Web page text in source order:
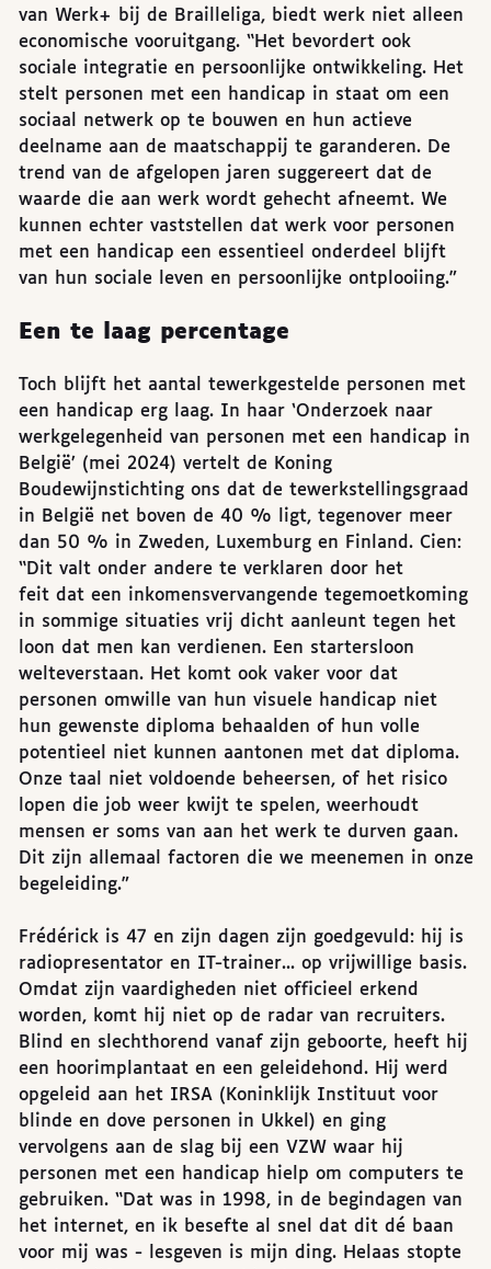
van Werk+ bij de Brailleliga, biedt werk niet alleen
economische vooruitgang. “Het bevordert ook
sociale integratie en persoonlijke ontwikkeling. Het
stelt personen met een handicap in staat om een
sociaal netwerk op te bouwen en hun actieve
deelname aan de maatschappij te garanderen. De
trend van de afgelopen jaren suggereert dat de
waarde die aan werk wordt gehecht afneemt. We
kunnen echter vaststellen dat werk voor personen
met een handicap een essentieel onderdeel blijft
van hun sociale leven en persoonlijke ontplooiing.”
Een te laag percentage
Toch blijft het aantal tewerkgestelde personen met
een handicap erg laag. In haar ‘Onderzoek naar
werkgelegenheid van personen met een handicap in
België’ (mei 2024) vertelt de Koning
Boudewijnstichting ons dat de tewerkstellingsgraad
in België net boven de 40 % ligt, tegenover meer
dan 50 % in Zweden, Luxemburg en Finland. Cien:
“Dit valt onder andere te verklaren door het
feit dat een inkomensvervangende tegemoetkoming
in sommige situaties vrij dicht aanleunt tegen het
loon dat men kan verdienen. Een startersloon
welteverstaan. Het komt ook vaker voor dat
personen omwille van hun visuele handicap niet
hun gewenste diploma behaalden of hun volle
potentieel niet kunnen aantonen met dat diploma.
Onze taal niet voldoende beheersen, of het risico
lopen die job weer kwijt te spelen, weerhoudt
mensen er soms van aan het werk te durven gaan.
Dit zijn allemaal factoren die we meenemen in onze
begeleiding.”
Frédérick is 47 en zijn dagen zijn goedgevuld: hij is
radiopresentator en IT-trainer... op vrijwillige basis.
Omdat zijn vaardigheden niet officieel erkend
worden, komt hij niet op de radar van recruiters.
Blind en slechthorend vanaf zijn geboorte, heeft hij
een hoorimplantaat en een geleidehond. Hij werd
opgeleid aan het IRSA (Koninklijk Instituut voor
blinde en dove personen in Ukkel) en ging
vervolgens aan de slag bij een VZW waar hij
personen met een handicap hielp om computers te
gebruiken. “Dat was in 1998, in de begindagen van
het internet, en ik besefte al snel dat dit dé baan
voor mij was - lesgeven is mijn ding. Helaas stopte